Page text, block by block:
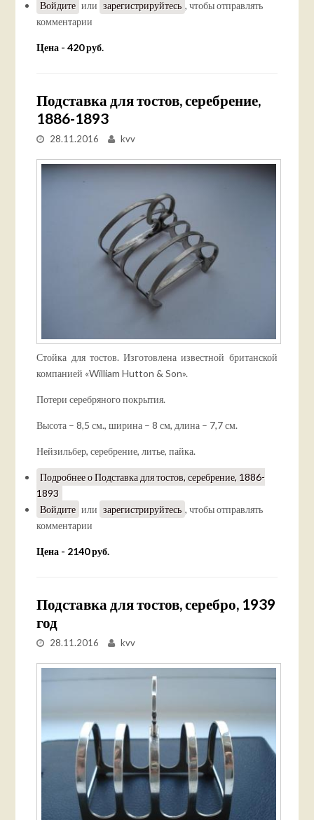
Войдите или зарегистрируйтесь , чтобы отправлять
комментарии
Цена - 420 руб.
Подставка для тостов, серебрение,
1886-1893
28.11.2016 kvv
Стойка для тостов. Изготовлена известной британской
компанией «William Hutton & Son».
Потери серебряного покрытия.
Высота – 8,5 см., ширина – 8 см, длина – 7,7 см.
Нейзильбер, серебрение, литье, пайка.
Подробнеео Подставка для тостов, серебрение, 1886-
1893
Войдите или зарегистрируйтесь , чтобы отправлять
комментарии
Цена - 2140 руб.
Подставка для тостов, серебро, 1939
год
28.11.2016 kvv